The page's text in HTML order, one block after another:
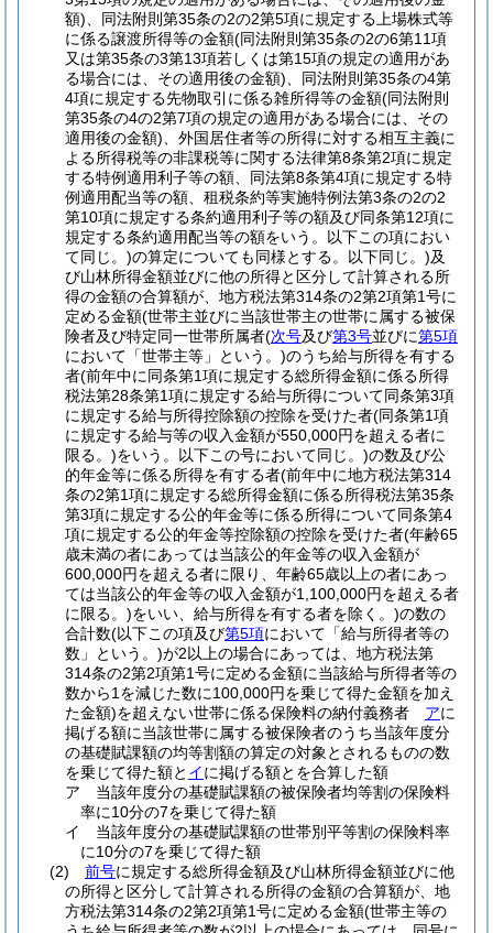
額) 、同法附則第35条の2の2第5項に規定する上場株式等
に係る譲渡所得等の金額(同法附則第35条の2の6第11項
又は第35条の3第13項若しくは第15項の規定の適用があ
る場合には、その適用後の金額) 、同法附則第35条の4第
4項に規定する先物取引に係る雑所得等の金額(同法附則
第35条の4の2第7項の規定の適用がある場合には、その
適用後の金額) 、外国居住者等の所得に対する相互主義に
よる所得税等の非課税等に関する法律第8条第2項に規定
する特例適用利子等の額、同法第8条第4項に規定する特
例適用配当等の額、租税条約等実施特例法第3条の2の2
第10項に規定する条約適用利子等の額及び同条第12項に
規定する条約適用配当等の額をいう。以下この項におい
て同じ。)の算定についても同様とする。以下同じ。)及
び山林所得金額並びに他の所得と区分して計算される所
得の金額の合算額が、地方税法第314条の2第2項第1号に
定める金額(世帯主並びに当該世帯主の世帯に属する被保
険者及び特定同一世帯所属者(次号及び第3号並びに第5項
において「世帯主等」という。)のうち給与所得を有する
者(前年中に同条第1項に規定する総所得金額に係る所得
税法第28条第1項に規定する給与所得について同条第3項
に規定する給与所得控除額の控除を受けた者(同条第1項
に規定する給与等の収入金額が550,000円を超える者に
限る。)をいう。以下この号において同じ。)の数及び公
的年金等に係る所得を有する者(前年中に地方税法第314
条の2第1項に規定する総所得金額に係る所得税法第35条
第3項に規定する公的年金等に係る所得について同条第4
項に規定する公的年金等控除額の控除を受けた者(年齢65
歳未満の者にあっては当該公的年金等の収入金額が
600,000円を超える者に限り、年齢65歳以上の者にあっ
ては当該公的年金等の収入金額が1,100,000円を超える者
に限る。)をいい、給与所得を有する者を除く。)の数の
合計数(以下この項及び第5項において「給与所得者等の
数」という。)が2以上の場合にあっては、地方税法第
314条の2第2項第1号に定める金額に当該給与所得者等の
数から1を減じた数に100,000円を乗じて得た金額を加え
た金額)を超えない世帯に係る保険料の納付義務者 アに
掲げる額に当該世帯に属する被保険者のうち当該年度分
の基礎賦課額の均等割額の算定の対象とされるものの数
を乗じて得た額と イに掲げる額とを合算した額
ア
当該年度分の基礎賦課額の被保険者均等割の保険料
率に10分の7を乗じて得た額
イ
当該年度分の基礎賦課額の世帯別平等割の保険料率
に10分の7を乗じて得た額
(2)
前号に規定する総所得金額及び山林所得金額並びに他
の所得と区分して計算される所得の金額の合算額が、地
方税法第314条の2第2項第1号に定める金額(世帯主等の